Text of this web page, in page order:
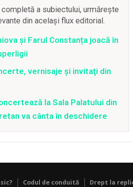
a subiectului, urmărește
din același flux editorial.
și Farul Constanța joacă în
vernisaje şi invitaţi din
la Sala Palatului din
va cânta în deschidere
Codul de conduită Drept la